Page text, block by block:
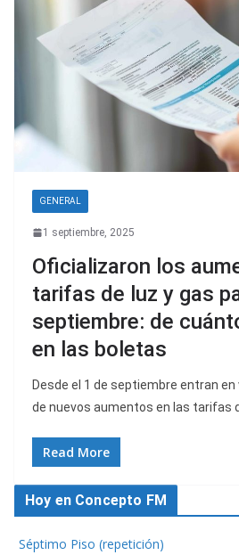
GENERAL
1 septiembre, 2025
Oficializaron los
tarifas de luz y gas
septiembre: de
en las boletas
Desde el 1 de septiembre entran
de nuevos aumentos en las tarifas
Read More
Hoy en Concepto FM
Séptimo Piso (repetición)